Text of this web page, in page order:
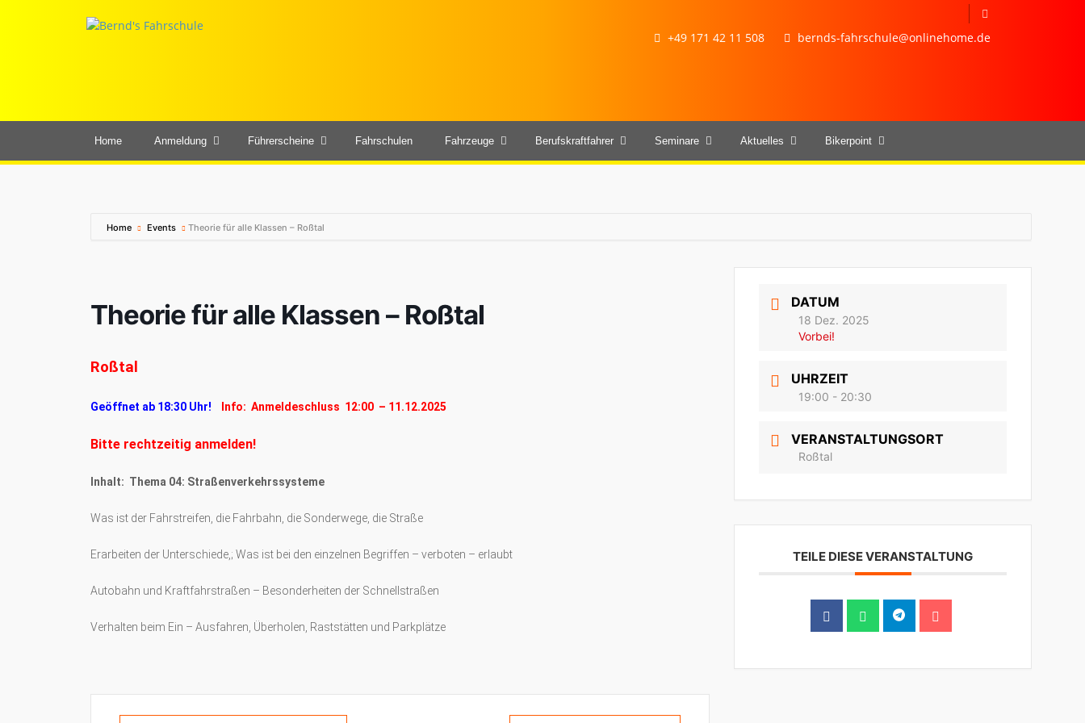
+49 171 42 11 508 bernds-fahrschule@onlinehome.de
Home Anmeldung Führerscheine Fahrschulen Fahrzeuge Berufskraftfahrer Seminare Aktuelles Bikerpoint
Home Events Theorie für alle Klassen – Roßtal
Theorie für alle Klassen – Roßtal
Roßtal
Geöffnet ab 18:30 Uhr! Info: Anmeldeschluss 12:00 – 11.12.2025
Bitte rechtzeitig anmelden!
Inhalt: Thema 04: Straßenverkehrssysteme
Was ist der Fahrstreifen, die Fahrbahn, die Sonderwege, die Straße
Erarbeiten der Unterschiede,; Was ist bei den einzelnen Begriffen – verboten – erlaubt
Autobahn und Kraftfahrstraßen – Besonderheiten der Schnellstraßen
Verhalten beim Ein – Ausfahren, Überholen, Raststätten und Parkplätze
DATUM
18 Dez. 2025
Vorbei!
UHRZEIT
19:00 - 20:30
VERANSTALTUNGSORT
Roßtal
TEILE DIESE VERANSTALTUNG